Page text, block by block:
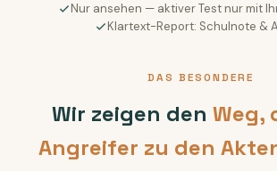
Nur ansehen — aktiver Test nur mit
Klartext-Report: Schulnote &
DAS BESONDERE
Wir zeigen den Weg,
Angreifer zu den